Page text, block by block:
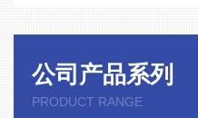
公司产品系列
PRODUCT RANGE